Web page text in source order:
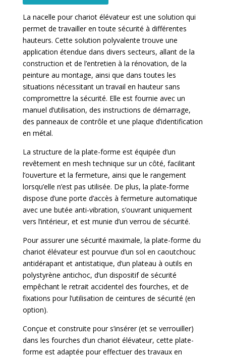
kg
quantity
La nacelle pour chariot élévateur est une solution qui
permet de travailler en toute sécurité à différentes
hauteurs. Cette solution polyvalente trouve une
application étendue dans divers secteurs, allant de la
construction et de l’entretien à la rénovation, de la
peinture au montage, ainsi que dans toutes les
situations nécessitant un travail en hauteur sans
compromettre la sécurité. Elle est fournie avec un
manuel d’utilisation, des instructions de démarrage,
des panneaux de contrôle et une plaque d’identification
en métal.
La structure de la plate-forme est équipée d’un
revêtement en mesh technique sur un côté, facilitant
l’ouverture et la fermeture, ainsi que le rangement
lorsqu’elle n’est pas utilisée. De plus, la plate-forme
dispose d’une porte d’accès à fermeture automatique
avec une butée anti-vibration, s’ouvrant uniquement
vers l’intérieur, et est munie d’un verrou de sécurité.
Pour assurer une sécurité maximale, la plate-forme du
chariot élévateur est pourvue d’un sol en caoutchouc
antidérapant et antistatique, d’un plateau à outils en
polystyrène antichoc, d’un dispositif de sécurité
empêchant le retrait accidentel des fourches, et de
fixations pour l’utilisation de ceintures de sécurité (en
option).
Conçue et construite pour s’insérer (et se verrouiller)
dans les fourches d’un chariot élévateur, cette plate-
forme est adaptée pour effectuer des travaux en